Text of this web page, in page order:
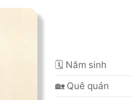
🗓 Năm sinh
🏡 Quê quán